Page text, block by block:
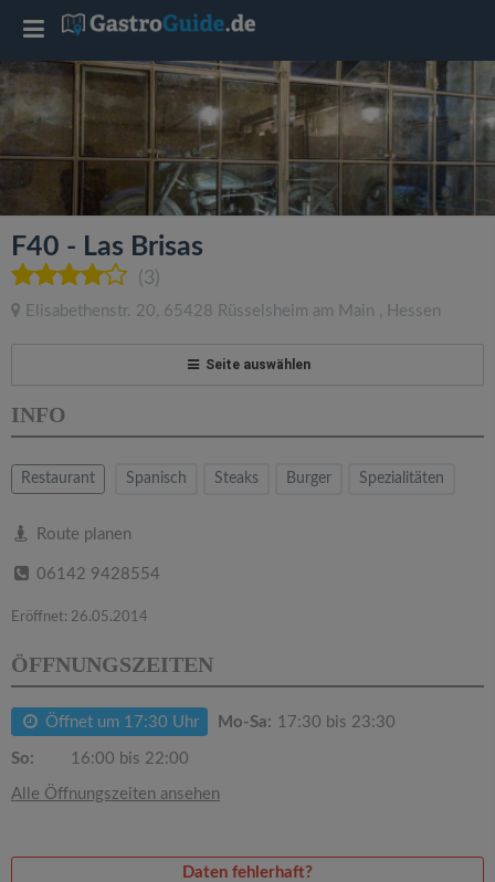
F40 - Las Brisas
(3)
Elisabethenstr. 20, 65428 Rüsselsheim am Main , Hessen
Seite auswählen
INFO
Restaurant Spanisch Steaks Burger Spezialitäten
Route planen
06142 9428554
Eröffnet: 26.05.2014
ÖFFNUNGSZEITEN
Öffnet um 17:30 Uhr Mo-Sa: 17:30 bis 23:30
So: 16:00 bis 22:00
Alle Öffnungszeiten ansehen
Daten fehlerhaft?
T
l
e
a
v
g
a
t
i